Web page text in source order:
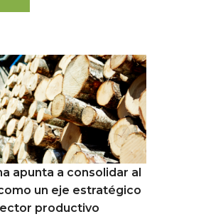
apunta a consolidar al
un eje estratégico
productivo